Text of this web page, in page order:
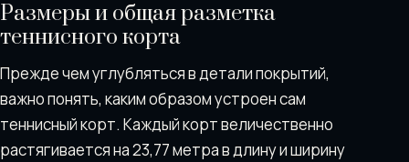
Размеры и общая разметка
теннисного корта
Прежде чем углубляться в детали покрытий,
важно понять, каким образом устроен сам
теннисный корт. Каждый корт величественно
растягивается на 23,77 метра в длину и ширину